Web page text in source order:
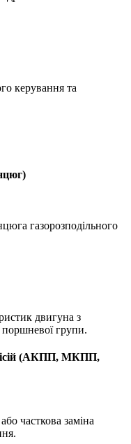
керування та
газорозподільного
двигуна з
поршневої групи.
(АКПП, МКПП,
часткова заміна